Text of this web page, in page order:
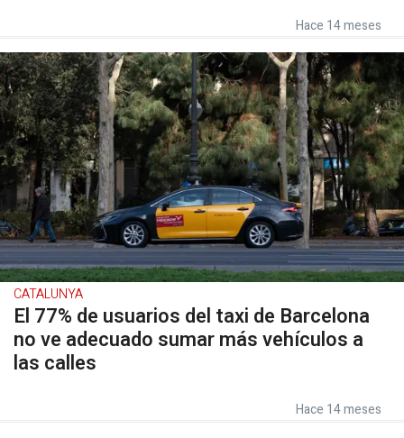
Hace 14 meses
CATALUNYA
El 77% de usuarios del taxi de Barcelona
no ve adecuado sumar más vehículos a
las calles
Hace 14 meses